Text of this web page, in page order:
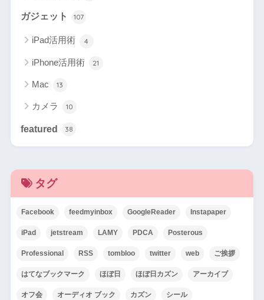
ガジェット 107
iPad活用術 4
iPhone活用術 21
Mac 13
カメラ 10
featured 38
タグ
Facebook feedmyinbox GoogleReader Instapaper
iPad jetstream LAMY PDCA Posterous
Professional RSS tombloo twitter web ご挨拶
はてなブックマーク ほぼ日 ほぼ日カズン アーカイブ
オフ会 オーディオ ブック カズン シール